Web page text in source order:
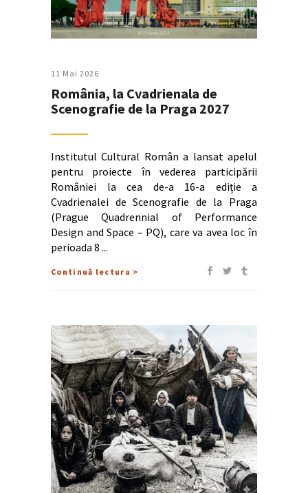
11 Mai 2026
România, la Cvadrienala de
Scenografie de la Praga 2027
Institutul Cultural Român a lansat apelul
pentru proiecte în vederea participării
României la cea de-a 16-a ediție a
Cvadrienalei de Scenografie de la Praga
(Prague Quadrennial of Performance
Design and Space – PQ), care va avea loc în
perioada 8
Continuă lectura >